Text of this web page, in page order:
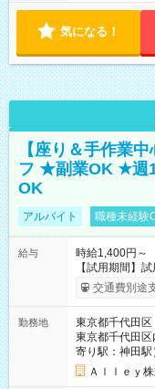
気になる！
【座り＆手作業
フ ★副業OK ★週
OK
アルバイト 職種未経験
給与
時給1,400円～
【試用期間】
給与は本採用時
交通費別途
勤務地
東京都千代田区
東京都千代田
寄り駅：神田駅
Ａｌｌｅｙ